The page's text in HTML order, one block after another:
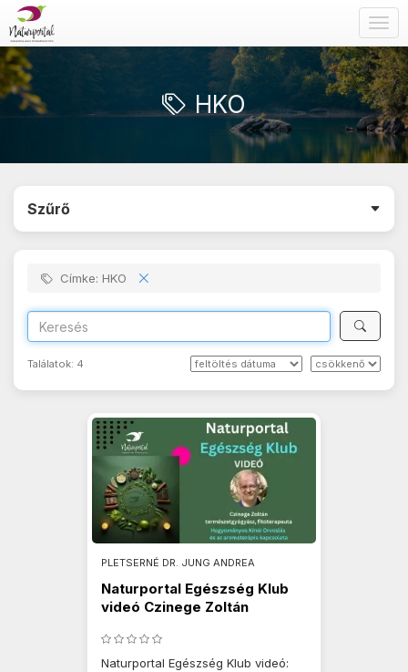
HKO
Szűrő
Címke: HKO
Találatok: 4
PLETSERNÉ DR. JUNG ANDREA
Naturportal Egészség Klub
videó Czinege Zoltán
Naturportal Egészség Klub videó: